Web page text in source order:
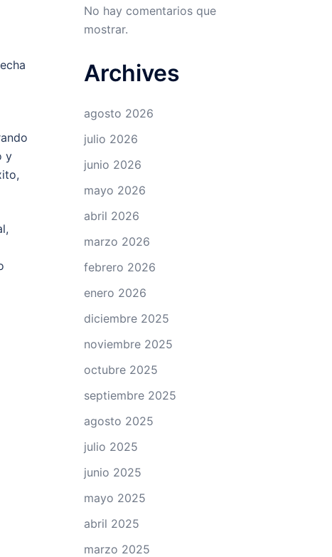
y
No hay comentarios que
mostrar.
Archives
agosto 2026
julio 2026
junio 2026
mayo 2026
abril 2026
marzo 2026
febrero 2026
enero 2026
diciembre 2025
noviembre 2025
octubre 2025
septiembre 2025
agosto 2025
julio 2025
junio 2025
mayo 2025
abril 2025
marzo 2025